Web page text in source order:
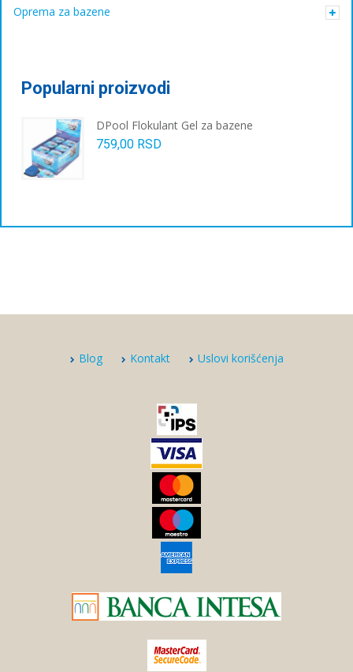
Oprema za bazene
Popularni proizvodi
DPool Flokulant Gel za bazene
759,00 RSD
Blog Kontakt Uslovi korišćenja